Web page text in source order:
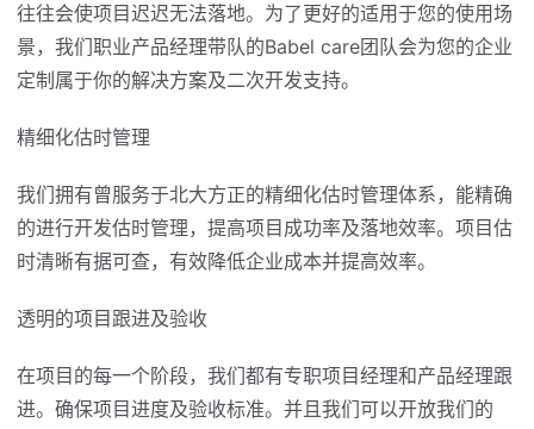
往往会使项目迟迟无法落地。为了更好的适用于您的使用场
景，我们职业产品经理带队的Babel care团队会为您的企业
定制属于你的解决方案及二次开发支持。
精细化估时管理
我们拥有曾服务于北大方正的精细化估时管理体系，能精确
的进行开发估时管理，提高项目成功率及落地效率。项目估
时清晰有据可查，有效降低企业成本并提高效率。
透明的项目跟进及验收
在项目的每一个阶段，我们都有专职项目经理和产品经理跟
进。确保项目进度及验收标准。并且我们可以开放我们的